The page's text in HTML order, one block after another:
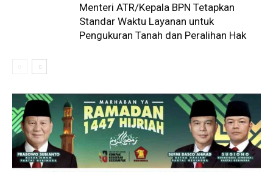
Menteri ATR/Kepala BPN Tetapkan
Standar Waktu Layanan untuk
Pengukuran Tanah dan Peralihan Hak